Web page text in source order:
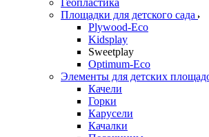
Геопластика
Площадки для детского сада
Plywood-Eco
Kidsplay
Sweetplay
Оptimum-Еco
Элементы для детских
Качели
Горки
Карусели
Качалки